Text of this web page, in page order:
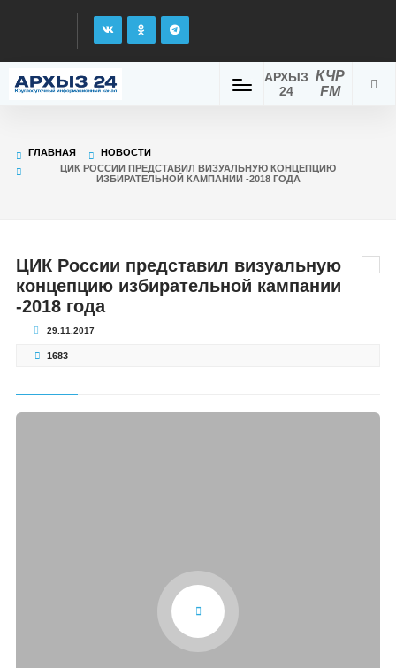
КЧР
FM
АРХЫЗ
24
ГЛАВНАЯ
НОВОСТИ
ЦИК РОССИИ ПРЕДСТАВИЛ ВИЗУАЛЬНУЮ КОНЦЕПЦИЮ
ИЗБИРАТЕЛЬНОЙ КАМПАНИИ -2018 ГОДА
ЦИК России представил визуальную
концепцию избирательной кампании
-2018 года
29.11.2017
1683